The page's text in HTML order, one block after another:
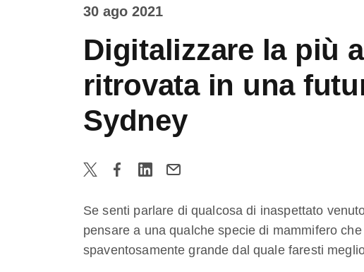
30 ago 2021
Digitalizzare la più
ritrovata in una
Sydney
Se senti parlare di qualcosa di inaspettato
pensare a una qualche specie di mammifero
spaventosamente grande dal quale faresti